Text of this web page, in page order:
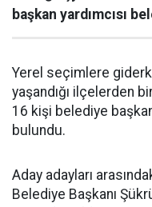
başkan yardımcısı
Yerel seçimlere
yaşandığı ilçelerden
16 kişi belediye
bulundu.
Aday adayları
Belediye Başkanı